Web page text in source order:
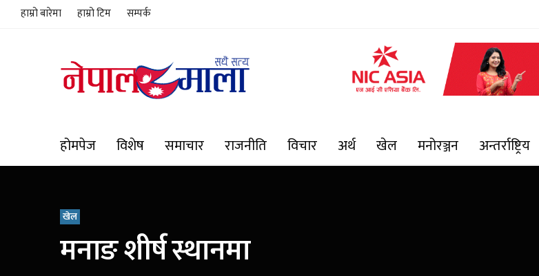
हाम्रो बारेमा हाम्रो टिम सम्पर्क
होमपेज विशेष समाचार राजनीति विचार अर्थ खेल मनोरञ्जन अन्तर्राष्ट्रिय
खेल
मनाङ शीर्ष स्थानमा